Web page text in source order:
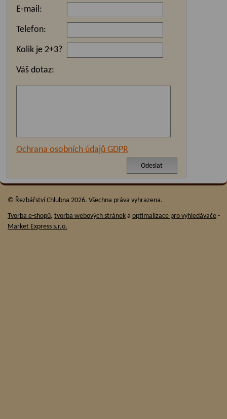
E-mail:
Telefon:
Kolik je 2+3?
Váš dotaz:
Ochrana osobních údajů GDPR
© Řezbářství Chlubna 2026. Všechna práva vyhrazena.
Tvorba e-shopů, tvorba webových stránek a optimalizace pro vyhledávače -
Market Express s.r.o.